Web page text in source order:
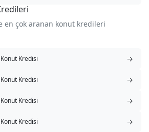
en çok aranan konut kredileri
Kredisi →
Kredisi →
Kredisi →
Kredisi →